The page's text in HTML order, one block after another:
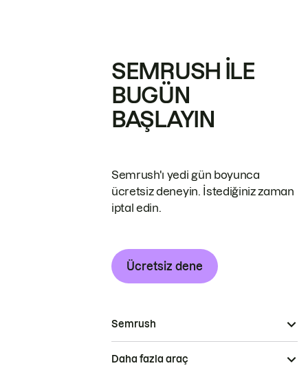
SEMRUSH ILE
BUGÜN
BAŞLAYIN
Semrush'ı yedi gün boyunca
ücretsiz deneyin. İstediğiniz zaman
iptal edin.
Ücretsiz dene
Semrush
Daha fazla araç